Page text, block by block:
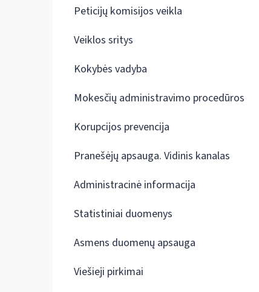
Peticijų komisijos veikla
Veiklos sritys
Kokybės vadyba
Mokesčių administravimo procedūros
Korupcijos prevencija
Pranešėjų apsauga. Vidinis kanalas
Administracinė informacija
Statistiniai duomenys
Asmens duomenų apsauga
Viešieji pirkimai